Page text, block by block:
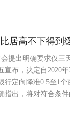
居高不下得到
会提出明确要求仅三
宣布，决定自2020
行定向降准0.5至1
指出，将对符合条